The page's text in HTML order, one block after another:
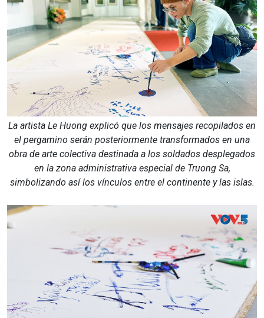
La artista Le Huong explicó que los mensajes recopilados en
el pergamino serán posteriormente transformados en una
obra de arte colectiva destinada a los soldados desplegados
en la zona administrativa especial de Truong Sa,
simbolizando así los vínculos entre el continente y las islas.